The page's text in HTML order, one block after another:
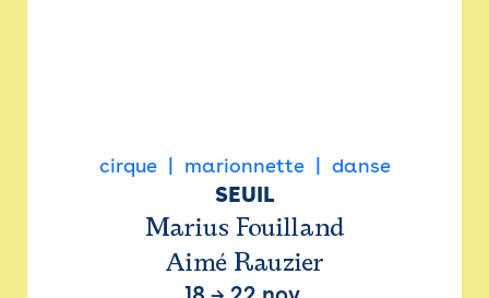
cirque marionnette danse
SEUIL
Marius Fouilland
Aimé Rauzier